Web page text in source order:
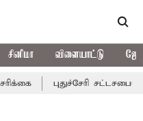
சினிமா விளையாட்டு
புதுச்சேரி சட்டசபையில்